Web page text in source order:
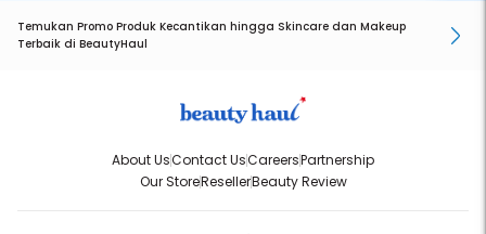
Temukan Promo Produk Kecantikan hingga Skincare dan Makeup
Terbaik di BeautyHaul
About UsContact UsCareersPartnership
Our StoreResellerBeauty Review